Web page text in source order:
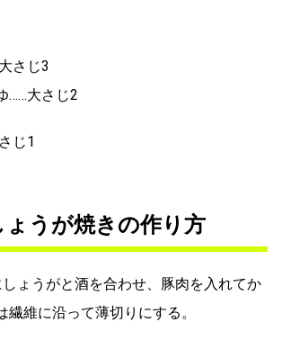
さじ3
……大さじ2
じ1
うが焼きの作り方
ょうがと酒を合わせ、豚肉を入れてか
繊維に沿って薄切りにする。